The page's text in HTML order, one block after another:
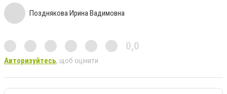
Позднякова Ирина Вадимовна
0,0
Авторизуйтесь, щоб оцінити